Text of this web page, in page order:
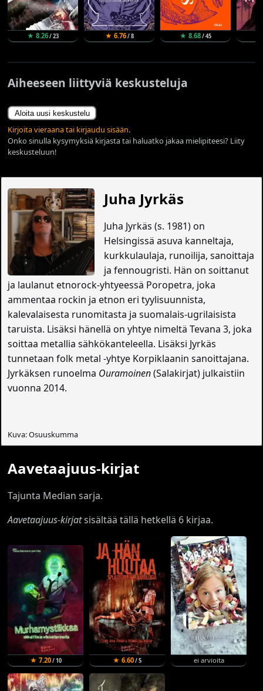
★ 8.26/ 23 ★ 6.76/ 8 ★ 8.68/ 45
Aiheeseen liittyviä keskusteluja
Aloita uusi keskustelu
Kirjoita vieraana tai kirjaudu sisään.
Onko sinulla kysymyksiä kirjasta tai haluatko jakaa mielipiteesi? Liity
keskusteluun!
Juha Jyrkäs
Juha Jyrkäs (s. 1981) on
Helsingissä asuva kanneltaja,
kurkkulaulaja, runoilija, sanoittaja
ja fennougristi. Hän on soittanut
ja laulanut etnorock-yhtyeessä Poropetra, joka
ammentaa rockin ja etnon eri tyylisuunnista,
kalevalaisesta runomitasta ja suomalais-ugrilaisista
taruista. Lisäksi hänellä on yhtye nimeltä Tevana 3, joka
soittaa metallia sähkökanteleella. Lisäksi Jyrkäs
tunnetaan folk metal -yhtye Korpiklaanin sanoittajana.
Jyrkäksen runoelma Ouramoinen(Salakirjat) julkaistiin
vuonna 2014.
Kuva: Osuuskumma
Aavetaajuus-kirjat
Tajunta Median sarja.
Aavetaajuus-kirjatsisältää tällä hetkellä 6 kirjaa.
★ 7.20/ 10 ★ 6.60/ 5 ei arvioita